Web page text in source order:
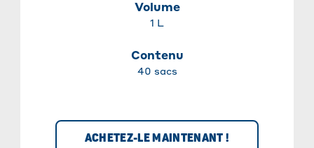
Volume
1 L
Contenu
40 sacs
ACHETEZ-LE MAINTENANT !